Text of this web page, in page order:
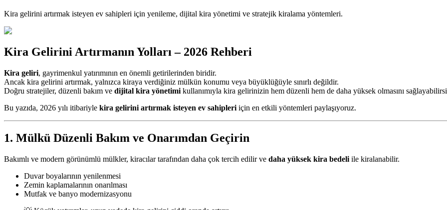
Kira gelirini artırmak isteyen ev sahipleri için yenileme, dijital kira yönetimi ve stratejik kiralama yöntemleri.
Kira Gelirini Artırmanın Yolları – 2026 Rehberi
Kira geliri, gayrimenkul yatırımının en önemli getirilerinden biridir.
Ancak kira gelirini artırmak, yalnızca kiraya verdiğiniz mülkün konumu veya büyüklüğüyle sınırlı değildir.
Doğru stratejiler, düzenli bakım ve dijital kira yönetimi kullanımıyla kira gelirinizin hem düzenli hem de daha yüksek olmasını
Bu yazıda, 2026 yılı itibariyle kira gelirini artırmak isteyen ev sahipleri için en etkili yöntemleri paylaşıyoruz.
1. Mülkü Düzenli Bakım ve Onarımdan Geçirin
Bakımlı ve modern görünümlü mülkler, kiracılar tarafından daha çok tercih edilir ve daha yüksek kira bedeli ile kiralanabilir.
Duvar boyalarının yenilenmesi
Zemin kaplamalarının onarılması
Mutfak ve banyo modernizasyonu